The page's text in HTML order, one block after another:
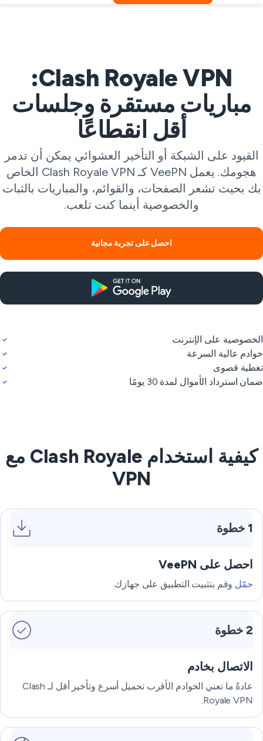
Clash Royale VPN:
مباريات مستقرة وجلسات
أقل انقطاعًا
على الشبكة أو التأخير العشوائي يمكن أن تدمر
هجومك. يعمل VeePN كـ Clash Royale VPN الخاص
بحيث تشعر الصفحات، والقوائم، والمباريات بالثبات
والخصوصية أينما كنت تلعب.
احصل على تجربة مجانية
على الإنترنت
عالية السرعة
قصوى
استرداد الأموال لمدة 30 يومًا
كيفية استخدام Clash Royale مع
VPN
احصل على VeePN
حمّلوقم بتثبيت التطبيق على جهازك.
2 خطوة
الاتصال بخادم
عادةً ما تعني الخوادم الأقرب تحميل أسرع وتأخير أقل لـ Clash
Royale VPN.